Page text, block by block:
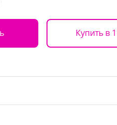
Купить в